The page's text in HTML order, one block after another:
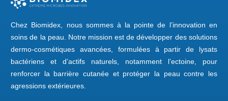
Chez Biomidex, nous sommes à la pointe de l’innovation en
soins de la peau. Notre mission est de développer des solutions
dermo-cosmétiques avancées, formulées à partir de lysats
bactériens et d’actifs naturels, notamment l’ectoine, pour
renforcer la barrière cutanée et protéger la peau contre les
agressions extérieures.